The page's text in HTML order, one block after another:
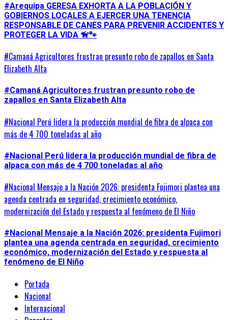
#Arequipa GERESA EXHORTA A LA POBLACIÓN Y
GOBIERNOS LOCALES A EJERCER UNA TENENCIA
RESPONSABLE DE CANES PARA PREVENIR ACCIDENTES Y
PROTEGER LA VIDA 🦮🐾
#Camaná Agricultores frustran presunto robo de zapallos en Santa
Elizabeth Alta
#Camaná Agricultores frustran presunto robo de
zapallos en Santa Elizabeth Alta
#Nacional Perú lidera la producción mundial de fibra de alpaca con
más de 4 700 toneladas al año
#Nacional Perú lidera la producción mundial de fibra de
alpaca con más de 4 700 toneladas al año
#Nacional Mensaje a la Nación 2026: presidenta Fujimori plantea una
agenda centrada en seguridad, crecimiento económico,
modernización del Estado y respuesta al fenómeno de El Niño
#Nacional Mensaje a la Nación 2026: presidenta Fujimori
plantea una agenda centrada en seguridad, crecimiento
económico, modernización del Estado y respuesta al
fenómeno de El Niño
Portada
Nacional
Internacional